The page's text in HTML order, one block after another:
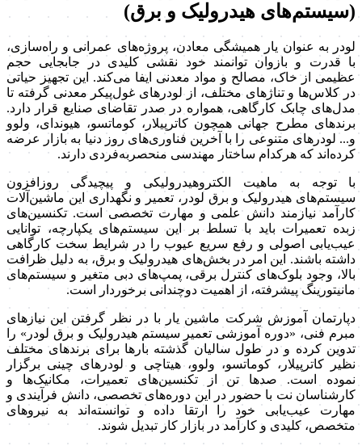
(سیستم‌های هیدرولیک و برق)
لودر به عنوان یار همیشگی معادن، پروژه‌های عمرانی و راه‌سازی،
با قدرت و بازوان توانمند خود نقشی کلیدی در جابجایی حجم
عظیمی از خاک، مصالح و مواد معدنی ایفا می‌کند. این تجهیز حیاتی
در کلاس‌ها و تناژهای مختلف، از لودرهای غول‌پیکر معدنی گرفته تا
مدل‌های چابک کارگاهی، همواره در صدر تقاضای صنایع قرار دارد.
برندهای مطرح جهانی همچون کاترپیلار، کوماتسو، هیوندای، ولوو
و... لودرهای متنوعی را با آخرین فناوری‌های روز دنیا به بازار عرضه
کرده‌اند که هرکدام ساختار مهندسی منحصربه‌فردی دارند.
با توجه به ماهیت الکتروهیدرولیکی و پیچیدگی روزافزون
سیستم‌های هیدرولیک و برق لودر، تعمیر و نگهداری این ماشین‌آلات
کارآمد نیازمند دانش علمی و مهارت تخصصی است. تکنسین‌های
زبده تعمیرات باید با تسلط بر این سیستم‌های یکپارچه، توانایی
عیب‌یابی اصولی و رفع سریع عیوب را در شرایط سخت کارگاهی
داشته باشند. این امر در بخش‌های هیدرولیک و برق، به دلیل ظرافت
بالا، وجود بلوک‌های کنترل برقی، پمپ‌های دبی متغیر و سیستم‌های
مانیتورینگ پیشرفته، از اهمیت دوچندانی برخوردار است.
دپارتمان آموزش شرکت ماشین‌ یار با در نظر گرفتن این نیازهای
مبرم فنی، «دوره آموزشی تعمیر سیستم هیدرولیک و برق لودر» را
تدوین کرده و در طول سالیان گذشته بارها برای برندهای مختلف
نظیر کاترپیلار، کوماتسو، ولوو، هیتاچی و لودرهای چینی برگزار
نموده است. صدها تن از تکنسین‌های تعمیرات، مکانیک‌ها و
کارشناسان نت با حضور در این دوره‌های تخصصی، دانش فرآیندی و
مهارت عیب‌یابی خود را ارتقا داده و توانسته‌اند به نیروهای
متخصص، کلیدی و کارآمد در بازار کار تبدیل شوند.